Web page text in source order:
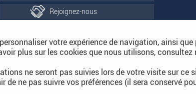
Rejoignez-nous
votre expérience de navigation, ainsi que
plus sur les cookies que nous utilisons, consultez
ne seront pas suivies lors de votre visite sur ce
ne pas suivre vos préférences (il sera conservé